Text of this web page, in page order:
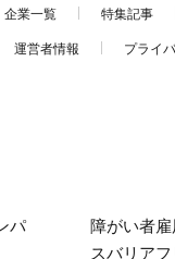
企業一覧 特集記事
運営者情報
プライ
パ
障がい者
スバリア